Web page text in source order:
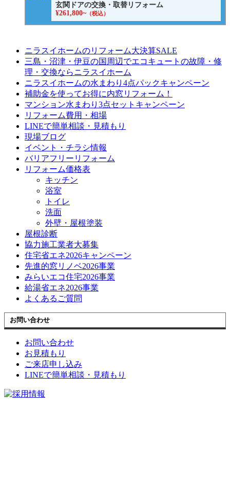
玄関ドアの交換・取替リフォーム
¥261,800~（税込）
ニラスイホームのリフォーム大決算SALE
三島・沼津・伊豆の国周辺でエコキュートの故障・修
理・交換ならニラスイホーム
ニラスイホームの水まわり4点パックキャンペーン
補助金を使ってお得に内窓リフォーム！
マンション水まわり3点セットキャンペーン
リフォーム費用・相場
LINEで簡単相談・見積もり
現場ブログ
イベント・チラシ情報
バリアフリーリフォーム
リフォーム価格表
キッチン
浴室
トイレ
洗面
外壁・屋根塗装
屋根診断
協力施工業者大募集
住宅省エネ2026キャンペーン
先進的窓リノベ2026事業
みらいエコ住宅2026事業
給湯省エネ2026事業
よくあるご質問
お問い合わせ
お問い合わせ
お見積もり
ご来店申し込み
LINEで簡単相談・見積もり